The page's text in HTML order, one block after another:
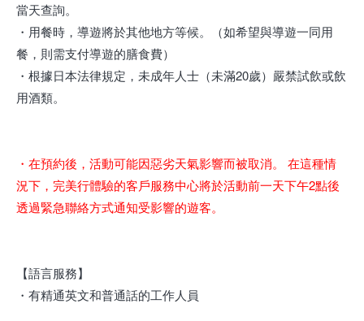
當天查詢。
・用餐時，導遊將於其他地方等候。（如希望與導遊一同用
餐，則需支付導遊的膳食費）
・根據日本法律規定，未成年人士（未滿20歲）嚴禁試飲或飲
用酒類。
・在預約後，活動可能因惡劣天氣影響而被取消。 在這種情
況下，完美行體驗的客戶服務中心將於活動前一天下午2點後
透過緊急聯絡方式通知受影響的遊客。
【語言服務】
・有精通英文和普通話的工作人員